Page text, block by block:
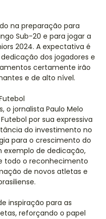
na preparação para
Sub-20 e para jogar a
2024. A expectativa é
dos jogadores e
certamente irão
e de alto nível.
o jornalista Paulo Melo
por sua expressiva
do investimento no
para o crescimento do
exemplo de dedicação,
todo o reconhecimento
de novos atletas e
inspiração para as
reforçando o papel